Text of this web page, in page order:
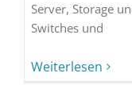
Server, Storage
Switches und
Weiterlesen